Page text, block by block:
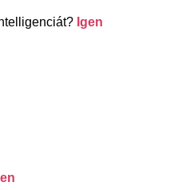
Igen